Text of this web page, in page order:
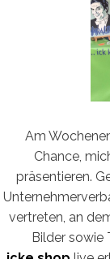
Am
Chance,
präsentieren.
vertreten, an
Bilder sowie